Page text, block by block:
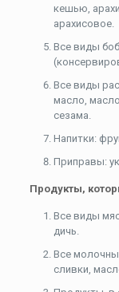
кешью,
арахисовое.
Все виды
Все виды
масло,
сезама.
Напитки:
Приправы:
Продукты,
Все виды
дичь.
Все
сливки,